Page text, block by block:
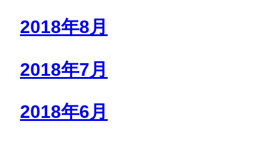
2018年8月
2018年7月
2018年6月